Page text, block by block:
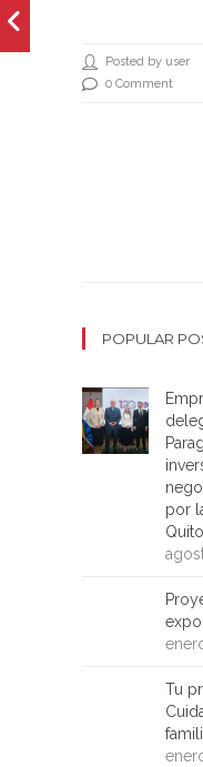
Posted by user
0 Comment
POPULAR
por
Quito
Tu